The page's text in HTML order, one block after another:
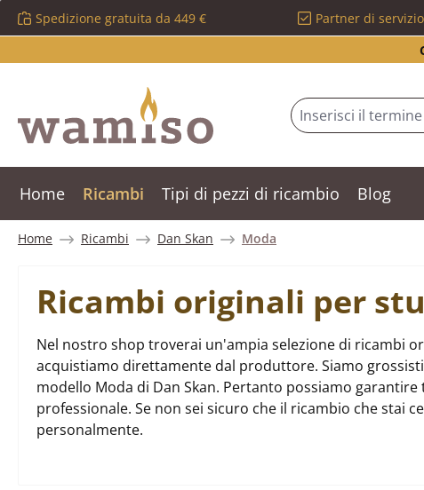
al contenuto principale
Salta alla ricerca
Passa alla navigazione principale
Spedizione gratuita da 449 € Partner di
Home Ricambi Tipi di pezzi di ricambio Blog
Home Ricambi Dan Skan Moda
Ricambi originali per
Nel nostro shop troverai un'ampia selezione di ricambi
acquistiamo direttamente dal produttore. Siamo
modello Moda di Dan Skan. Pertanto possiamo
professionale. Se non sei sicuro che il ricambio che stai
personalmente.